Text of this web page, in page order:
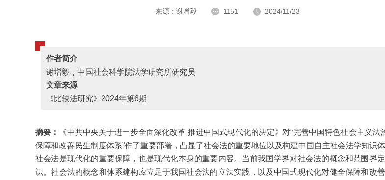
来源：谢增毅 1151 2024/11/23
作者简介
谢增毅， 中国社会科学院法学研究所研究员
文章来源
《比较法研究》2024年第6期
摘要：
《中共中央关于进一步全面深化改革 推进中国式现代化的决定》对“完善中国特色社会主义法
保障和改善民生制度体系”作了重要部署，凸显了社会法的重要地位以及构建中国自主社会法学知识体
社会法是现代化的重要保障，也是现代化本身的重要内容。当前我国学界对社会法的概念和范围界
识。社会法的概念和体系建构应立足于我国社会法的立法实践，以及中国式现代化对健全保障和改